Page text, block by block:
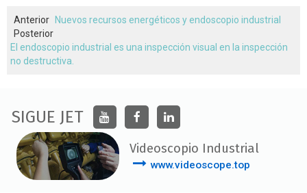
Anterior
Nuevos recursos energéticos y endoscopio industrial
Posterior
El endoscopio industrial es una inspección visual en la inspección
no destructiva.
SIGUE JET
Videoscopio Industrial
www.videoscope.top